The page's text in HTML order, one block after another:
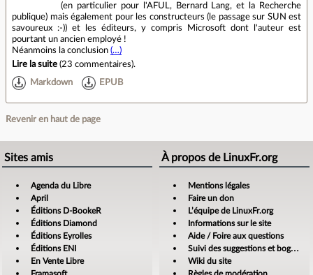
(en particulier pour l'AFUL, Bernard Lang, et la Recherche
publique) mais également pour les constructeurs (le passage sur SUN est
savoureux :-)) et les éditeurs, y compris Microsoft dont l'auteur est
pourtant un ancien employé !
Néanmoins la conclusion (…)
Lire la suite (23 commentaires).
Markdown EPUB
Revenir en haut de page
Sites amis
Agenda du Libre
April
Éditions D-BookeR
Éditions Diamond
Éditions Eyrolles
Éditions ENI
En Vente Libre
À propos de LinuxFr.org
Mentions légales
Faire un don
L’équipe de LinuxFr.org
Informations sur le site
Aide / Foire aux questions
Suivi des suggestions et bogues
Wiki du site